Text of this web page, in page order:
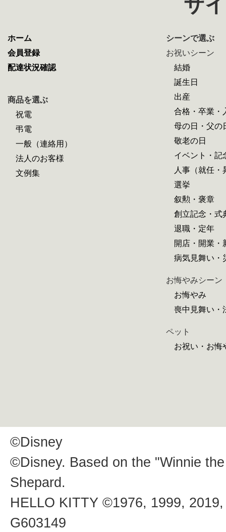
ホーム
会員登録
配達状況確認
商品を選ぶ
祝電
弔電
一般（連絡用）
法人のお客様
文例集
シーンで選ぶ
お祝いシーン
結婚
誕生日
出産
合格・卒業・
母の日・父の
敬老の日
イベント・記
人事（就任・
選挙
叙勲・褒章
創立記念・式
退職・定年
開店・開業・
病気見舞い・
お悔やみシーン
お悔やみ
喪中見舞い・
ペット
お祝い・お悔
©Disney
©Disney. Based on the "Winnie
Shepard.
HELLO KITTY ©1976, 1999,
G603149